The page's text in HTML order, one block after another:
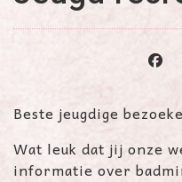
Beste jeugdige
Wat leuk dat jij onze
informatie over